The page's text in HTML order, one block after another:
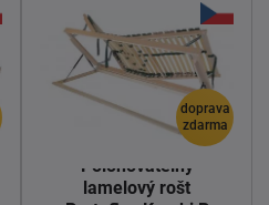
doprava
zdarma
Polohovatelný
lamelový rošt